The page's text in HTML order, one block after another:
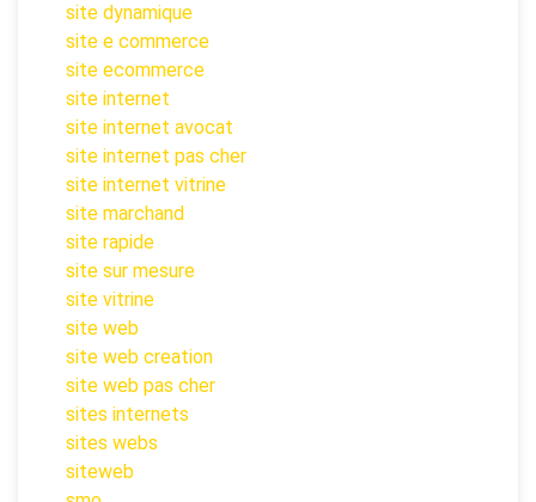
site dynamique
site e commerce
site ecommerce
site internet
site internet avocat
site internet pas cher
site internet vitrine
site marchand
site rapide
site sur mesure
site vitrine
site web
site web creation
site web pas cher
sites internets
sites webs
siteweb